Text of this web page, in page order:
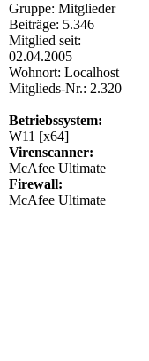
Gruppe: Mitglieder
Beiträge: 5.346
Mitglied seit:
02.04.2005
Wohnort: Localhost
Mitglieds-Nr.: 2.320
Betriebssystem:
W11 [x64]
Virenscanner:
McAfee Ultimate
Firewall:
McAfee Ultimate